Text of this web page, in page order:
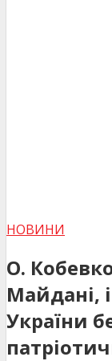
НОВИНИ
О.
Майдані,
України